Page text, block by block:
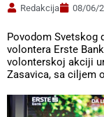
Redakcija 08/06/
Povodom Svetskog
volontera Erste
volonterskoj akciji
Zasavica, sa ciljem